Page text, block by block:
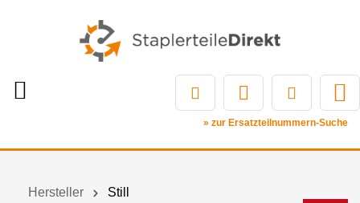
» zur Ersatzteilnummern-Suche
Hersteller Still